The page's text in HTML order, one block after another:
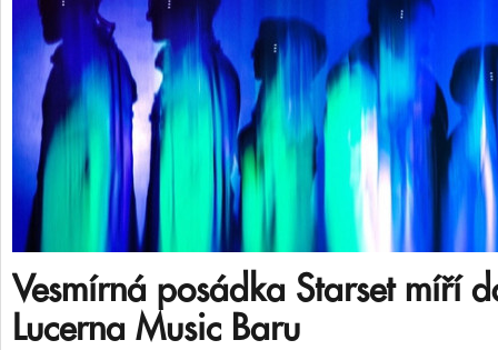
Vesmírná posádka Starset míří
Lucerna Music Baru